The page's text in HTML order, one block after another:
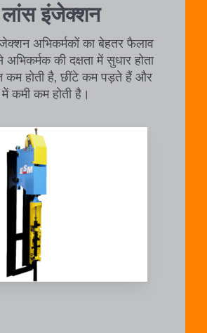
लांस इंजेक्शन
अभिकर्मकों का बेहतर फैलाव
की दक्षता में सुधार होता
कम होती है, छींटे कम पड़ते हैं और
में कमी कम होती है।